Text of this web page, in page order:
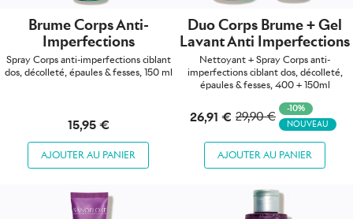
Brume Corps Anti-
Imperfections
Spray Corps anti-imperfections ciblant
dos, décolleté, épaules & fesses, 150 ml
15,95 €
AJOUTER AU PANIER
Duo Corps Brume + Gel
Lavant Anti Imperfections
Nettoyant + Spray Corps anti-
imperfections ciblant dos, décolleté,
épaules & fesses, 400 + 150ml
26,91 € 29,90 €
-10%
NOUVEAU
AJOUTER AU PANIER